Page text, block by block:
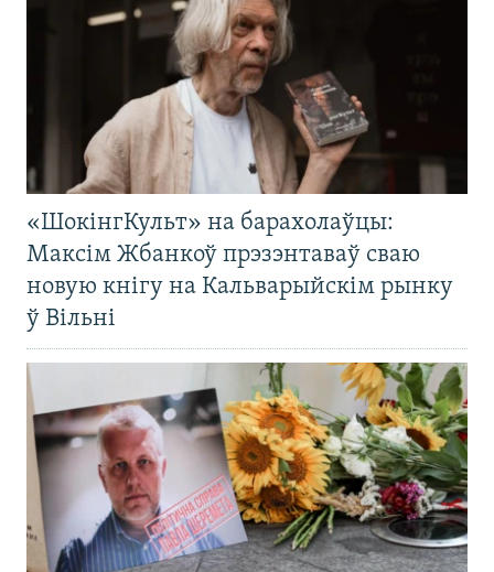
«ШокінгКульт» на барахолаўцы:
Максім Жбанкоў прэзэнтаваў сваю
новую кнігу на Кальварыйскім рынку
ў Вільні